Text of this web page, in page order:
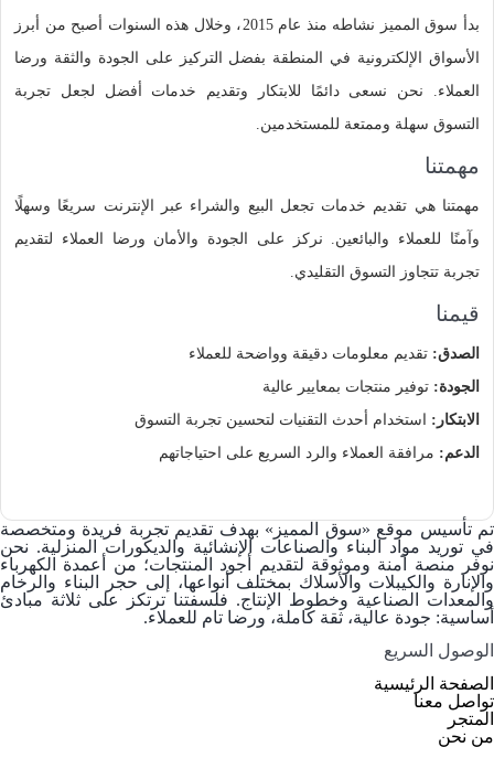
بدأ سوق المميز نشاطه منذ عام 2015، وخلال هذه السنوات أصبح من أبرز
الأسواق الإلكترونية في المنطقة بفضل التركيز على الجودة والثقة ورضا
العملاء. نحن نسعى دائمًا للابتكار وتقديم خدمات أفضل لجعل تجربة
التسوق سهلة وممتعة للمستخدمين.
مهمتنا
مهمتنا هي تقديم خدمات تجعل البيع والشراء عبر الإنترنت سريعًا وسهلًا
وآمنًا للعملاء والبائعين. نركز على الجودة والأمان ورضا العملاء لتقديم
تجربة تتجاوز التسوق التقليدي.
قيمنا
الصدق: تقديم معلومات دقيقة وواضحة للعملاء
الجودة: توفير منتجات بمعايير عالية
الابتكار: استخدام أحدث التقنيات لتحسين تجربة التسوق
الدعم: مرافقة العملاء والرد السريع على احتياجاتهم
تم تأسيس موقع «سوق المميز» بهدف تقديم تجربة فريدة ومتخصصة
في توريد مواد البناء والصناعات الإنشائية والديكورات المنزلية. نحن
نوفر منصة آمنة وموثوقة لتقديم أجود المنتجات؛ من
أعمدة الكهرباء
والإنارة و الكيبلات والأسلاك بمختلف أنواعها، إلى حجر البناء والرخام
والمعدات الصناعية وخطوط الإنتاج. فلسفتنا ترتكز على ثلاثة مبادئ
أساسية: جودة عالية، ثقة كاملة، ورضا تام للعملاء.
الوصول السریع
الصفحة الرئيسية
تواصل معنا
المتجر
من نحن